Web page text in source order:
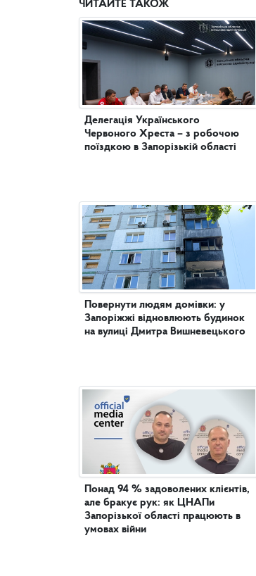
ЧИТАЙТЕ ТАКОЖ
Делегація Українського
Червоного Хреста – з робочою
поїздкою в Запорізькій області
Повернути людям домівки: у
Запоріжжі відновлюють будинок
на вулиці Дмитра Вишневецького
Понад 94 % задоволених клієнтів,
але бракує рук: як ЦНАПи
Запорізької області працюють в
умовах війни